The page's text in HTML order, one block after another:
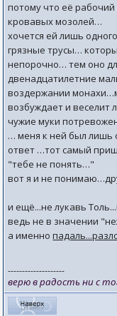
потому что её
кровавых мозолей…
хочется ей лишь
грязные трусы…
непорочно… тем оно
двенадцатилетние
воздержании
возбуждает и веселит
чужие муки
… меня к ней был лишь
ответ …тот самый
"тебе не понять…"
вот я и не
и ещё...не лукавь
ведь не в значении
а именно
--------------------
верю в радость ни с